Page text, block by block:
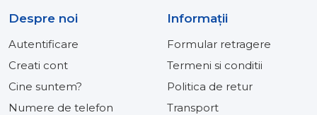
Despre noi
Autentificare
Creati cont
Cine suntem?
Numere de telefon
Informaţii
Formular retragere
Termeni si conditii
Politica de retur
Transport